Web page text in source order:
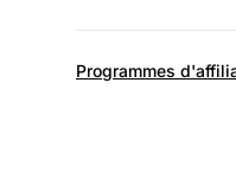
Programmes